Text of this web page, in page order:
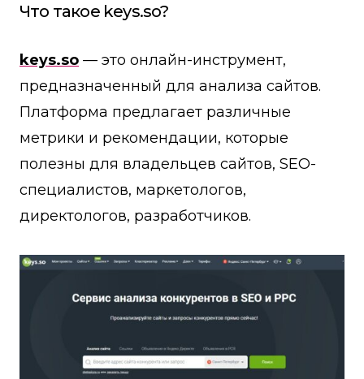
Что такое keys.so?
keys.so — это онлайн-инструмент,
предназначенный для анализа сайтов.
Платформа предлагает различные
метрики и рекомендации, которые
полезны для владельцев сайтов, SEO-
специалистов, маркетологов,
директологов, разработчиков.